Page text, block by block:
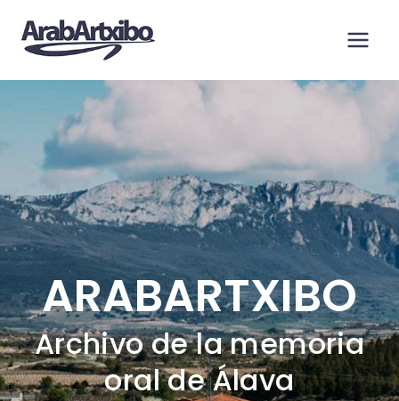
contenido
ARABARTXIBO
Archivo de la memoria
oral de Álava